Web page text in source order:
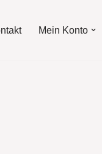
Mein Konto